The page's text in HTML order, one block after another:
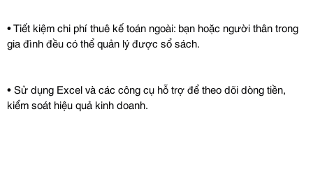
• Tiết kiệm chi phí thuê kế toán ngoài: bạn hoặc người thân trong
gia đình đều có thể quản lý được sổ sách.
• Sử dụng Excel và các công cụ hỗ trợ để theo dõi dòng tiền,
kiểm soát hiệu quả kinh doanh.